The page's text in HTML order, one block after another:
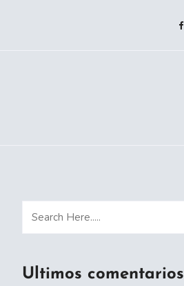
Ultimos comentarios